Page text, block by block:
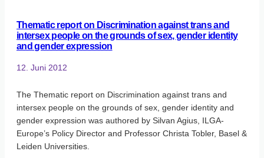
EU
law
Thematic report on Discrimination against trans and
intersex people on the grounds of sex, gender identity
and gender expression
12. Juni 2012
The Thematic report on Discrimination against trans and
intersex people on the grounds of sex, gender identity and
gender expression was authored by Silvan Agius, ILGA-
Europe’s Policy Director and Professor Christa Tobler, Basel &
Leiden Universities.